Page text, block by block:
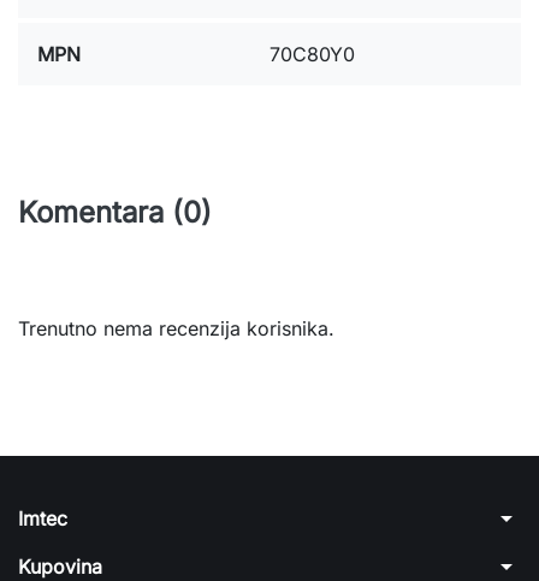
MPN 70C80Y0
Komentara (0)
Trenutno nema recenzija korisnika.
Imtec arrow_drop_down
Kupovina arrow_drop_down